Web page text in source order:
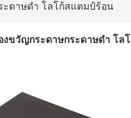
ดาษดํา โลโก้สแตมป์ร้อน
งขวัญกระดาษกระดาษดํา โล